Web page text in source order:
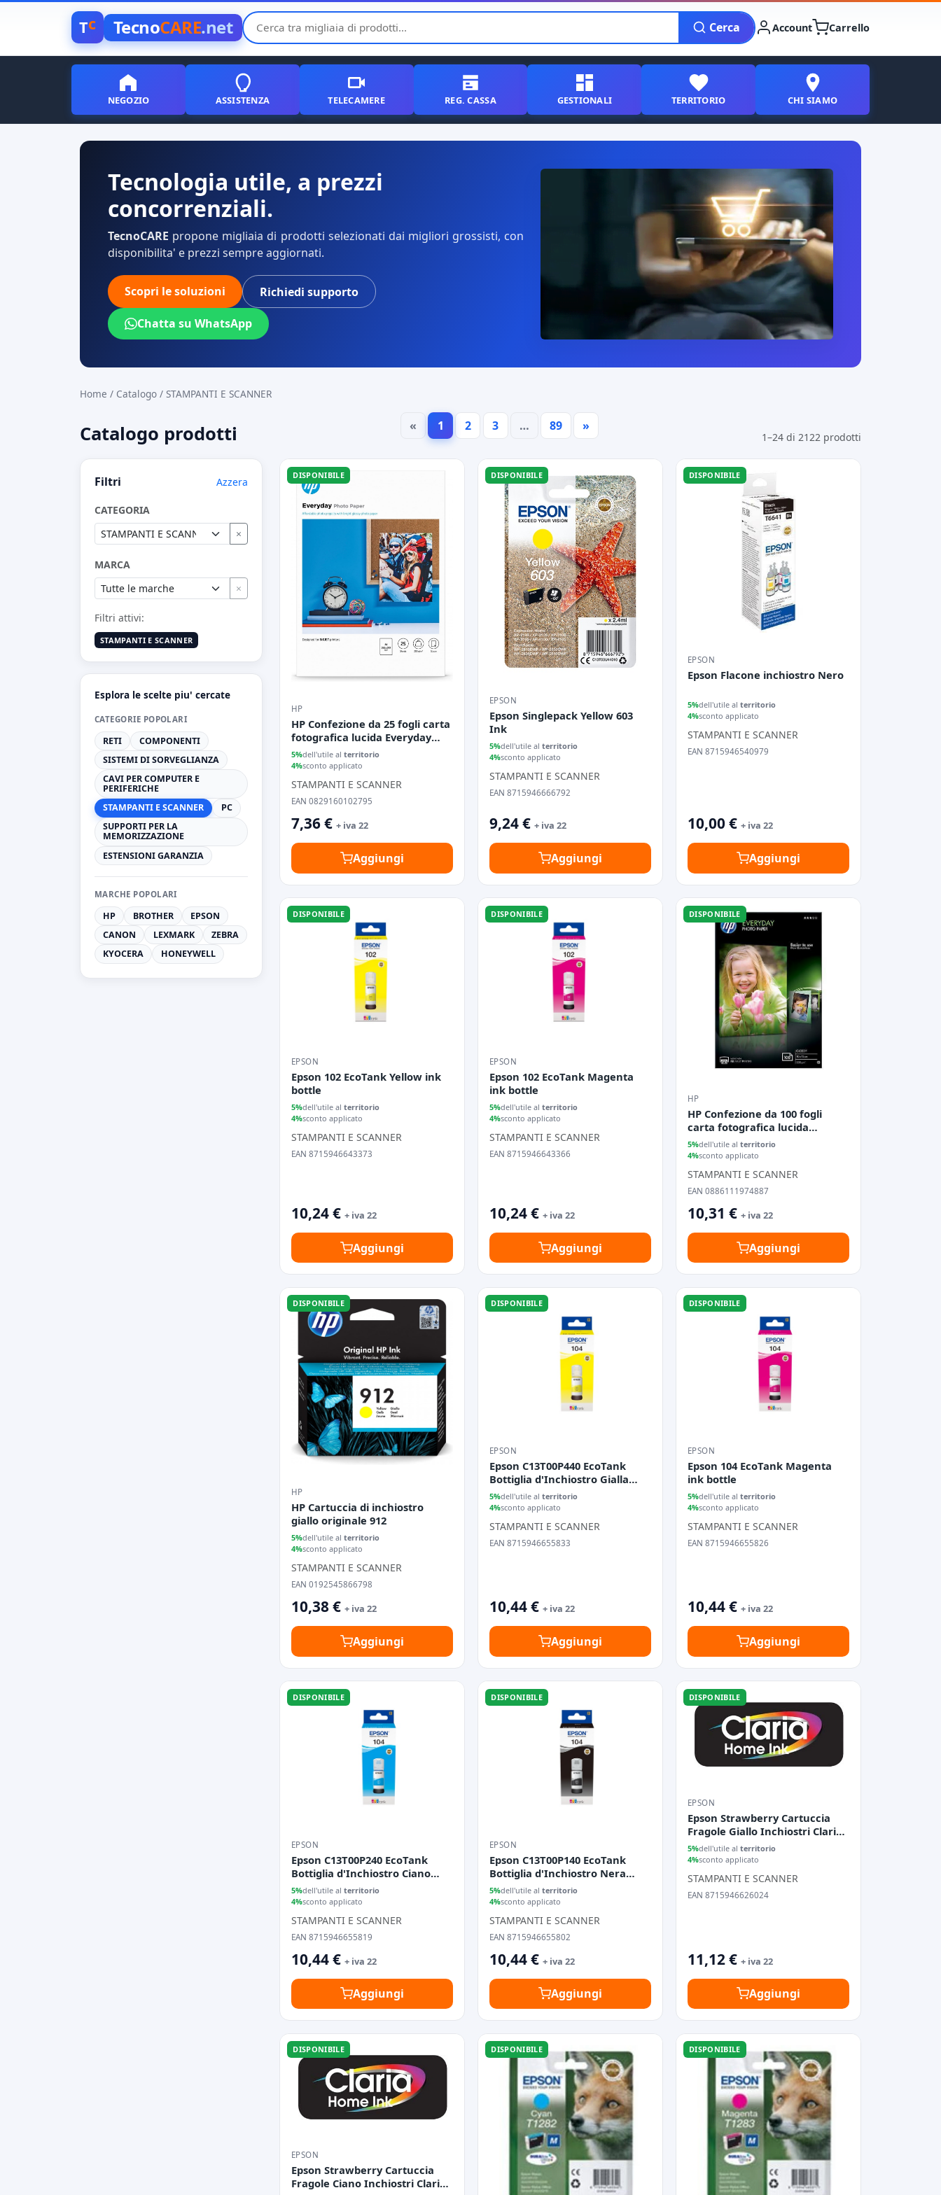
Tc TecnoCARE.net Cerca Account Carrello
NEGOZIO ASSISTENZA TELECAMERE REG. CASSA GESTIONALI TERRITORIO CHI SIAMO
Tecnologia utile, a prezzi
concorrenziali.
TecnoCARE propone migliaia di prodotti selezionati dai migliori grossisti, con
disponibilita' e prezzi sempre aggiornati.
Scopri le soluzioni Richiedi supporto
Chatta su WhatsApp
Home / Catalogo / STAMPANTI E SCANNER
Catalogo prodotti « 1 2 3 … 89 »
1–24 di 2122 prodotti
Filtri Azzera
CATEGORIA
×
MARCA
×
Filtri attivi:
STAMPANTI E SCANNER
Esplora le scelte piu' cercate
CATEGORIE POPOLARI
RETI
COMPONENTI
SISTEMI DI SORVEGLIANZA
CAVI PER COMPUTER E
PERIFERICHE
STAMPANTI E SCANNER
PC
SUPPORTI PER LA
MEMORIZZAZIONE
ESTENSIONI GARANZIA
MARCHE POPOLARI
HP BROTHER
EPSON
CANON
LEXMARK
ZEBRA
KYOCERA
HONEYWELL
DISPONIBILE
HP
HP Confezione da 25 fogli carta
fotografica lucida Everyday
A4/210 x 297 mm
5%dell'utile al territorio
4%sconto applicato
STAMPANTI E SCANNER
EAN 0829160102795
7,36 € + iva 22
Aggiungi
DISPONIBILE
EPSON
Epson Singlepack Yellow 603
Ink
5%dell'utile al territorio
4%sconto applicato
STAMPANTI E SCANNER
EAN 8715946666792
9,24 € + iva 22
Aggiungi
DISPONIBILE
EPSON
Epson Flacone inchiostro Nero
5%dell'utile al territorio
4%sconto applicato
STAMPANTI E SCANNER
EAN 8715946540979
10,00 € + iva 22
Aggiungi
DISPONIBILE
EPSON
Epson 102 EcoTank Yellow ink
bottle
5%dell'utile al territorio
4%sconto applicato
STAMPANTI E SCANNER
EAN 8715946643373
10,24 € + iva 22
Aggiungi
DISPONIBILE
EPSON
Epson 102 EcoTank Magenta
ink bottle
5%dell'utile al territorio
4%sconto applicato
STAMPANTI E SCANNER
EAN 8715946643366
10,24 € + iva 22
Aggiungi
DISPONIBILE
HP
HP Confezione da 100 fogli
carta fotografica lucida
Everyday 10 x 15 cm
5%dell'utile al territorio
4%sconto applicato
STAMPANTI E SCANNER
EAN 0886111974887
10,31 € + iva 22
Aggiungi
DISPONIBILE
HP
HP Cartuccia di inchiostro
giallo originale 912
5%dell'utile al territorio
4%sconto applicato
STAMPANTI E SCANNER
EAN 0192545866798
10,38 € + iva 22
Aggiungi
DISPONIBILE
EPSON
Epson C13T00P440 EcoTank
Bottiglia d'Inchiostro Gialla
Originale 1pz
5%dell'utile al territorio
4%sconto applicato
STAMPANTI E SCANNER
EAN 8715946655833
10,44 € + iva 22
Aggiungi
DISPONIBILE
EPSON
Epson 104 EcoTank Magenta
ink bottle
5%dell'utile al territorio
4%sconto applicato
STAMPANTI E SCANNER
EAN 8715946655826
10,44 € + iva 22
Aggiungi
DISPONIBILE
EPSON
Epson C13T00P240 EcoTank
Bottiglia d'Inchiostro Ciano
Originale 1pz
5%dell'utile al territorio
4%sconto applicato
STAMPANTI E SCANNER
EAN 8715946655819
10,44 € + iva 22
Aggiungi
DISPONIBILE
EPSON
Epson C13T00P140 EcoTank
Bottiglia d'Inchiostro Nera
Originale 1pz
5%dell'utile al territorio
4%sconto applicato
STAMPANTI E SCANNER
EAN 8715946655802
10,44 € + iva 22
Aggiungi
DISPONIBILE
EPSON
Epson Strawberry Cartuccia
Fragole Giallo Inchiostri Claria
Home 29
5%dell'utile al territorio
4%sconto applicato
STAMPANTI E SCANNER
EAN 8715946626024
11,12 € + iva 22
Aggiungi
DISPONIBILE
EPSON
Epson Strawberry Cartuccia
Fragole Ciano Inchiostri Claria
DISPONIBILE DISPONIBILE